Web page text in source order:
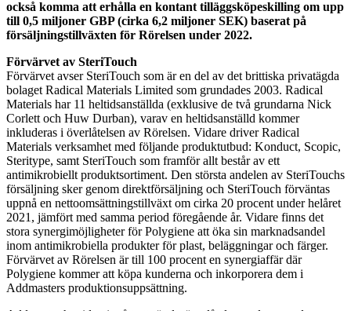
också komma att erhålla en kontant tilläggsköpeskilling om upp
till 0,5 miljoner GBP (cirka 6,2 miljoner SEK) baserat på
försäljningstillväxten för Rörelsen under 2022.
Förvärvet av SteriTouch
Förvärvet avser SteriTouch som är en del av det brittiska privatägda
bolaget Radical Materials Limited som grundades 2003. Radical
Materials har 11 heltidsanställda (exklusive de två grundarna Nick
Corlett och Huw Durban), varav en heltidsanställd kommer
inkluderas i överlåtelsen av Rörelsen. Vidare driver Radical
Materials verksamhet med följande produktutbud: Konduct, Scopic,
Steritype, samt SteriTouch som framför allt består av ett
antimikrobiellt produktsortiment. Den största andelen av SteriTouchs
försäljning sker genom direktförsäljning och SteriTouch förväntas
uppnå en nettoomsättningstillväxt om cirka 20 procent under helåret
2021, jämfört med samma period föregående år. Vidare finns det
stora synergimöjligheter för Polygiene att öka sin marknadsandel
inom antimikrobiella produkter för plast, beläggningar och färger.
Förvärvet av Rörelsen är till 100 procent en synergiaffär där
Polygiene kommer att köpa kunderna och inkorporera dem i
Addmasters produktionsuppsättning.